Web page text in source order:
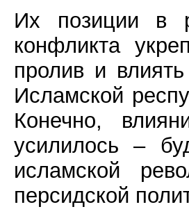
Их позиции в
конфликта
пролив и
Исламской
Конечно,
усилилось –
исламской
персидской